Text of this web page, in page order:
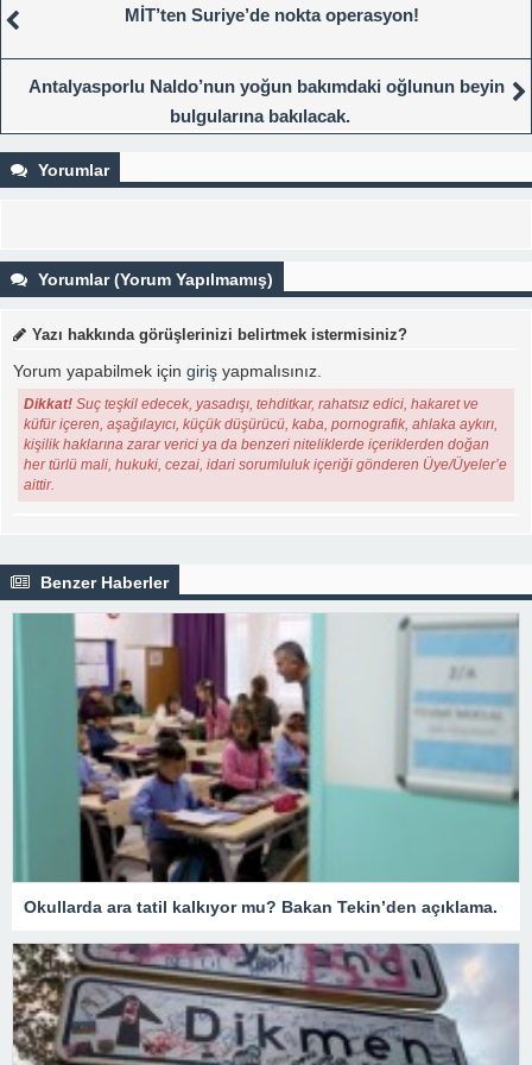
MİT’ten Suriye’de nokta operasyon!
Antalyasporlu Naldo’nun yoğun bakımdaki oğlunun beyin
bulgularına bakılacak.
Yorumlar
Yorumlar (Yorum Yapılmamış)
Yazı hakkında görüşlerinizi belirtmek istermisiniz?
Yorum yapabilmek için giriş yapmalısınız.
Dikkat! Suç teşkil edecek, yasadışı, tehditkar, rahatsız edici, hakaret ve
küfür içeren, aşağılayıcı, küçük düşürücü, kaba, pornografik, ahlaka aykırı,
kişilik haklarına zarar verici ya da benzeri niteliklerde içeriklerden doğan
her türlü mali, hukuki, cezai, idari sorumluluk içeriği gönderen Üye/Üyeler’e
aittir.
Benzer Haberler
Okullarda ara tatil kalkıyor mu? Bakan Tekin’den açıklama.